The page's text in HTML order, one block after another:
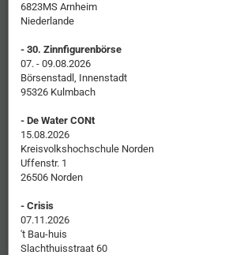
6823MS Arnheim
Niederlande
- 30. Zinnfigurenbörse
07. - 09.08.2026
Börsenstadl, Innenstadt
95326 Kulmbach
- De Water CONt
15.08.2026
Kreisvolkshochschule Norden
Uffenstr. 1
26506 Norden
- Crisis
07.11.2026
't Bau-huis
Slachthuisstraat 60